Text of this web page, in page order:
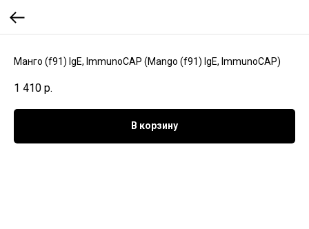
Манго (f91) IgE, ImmunoCAP (Mango (f91) IgE, ImmunoCAP)
1 410 р.
В корзину